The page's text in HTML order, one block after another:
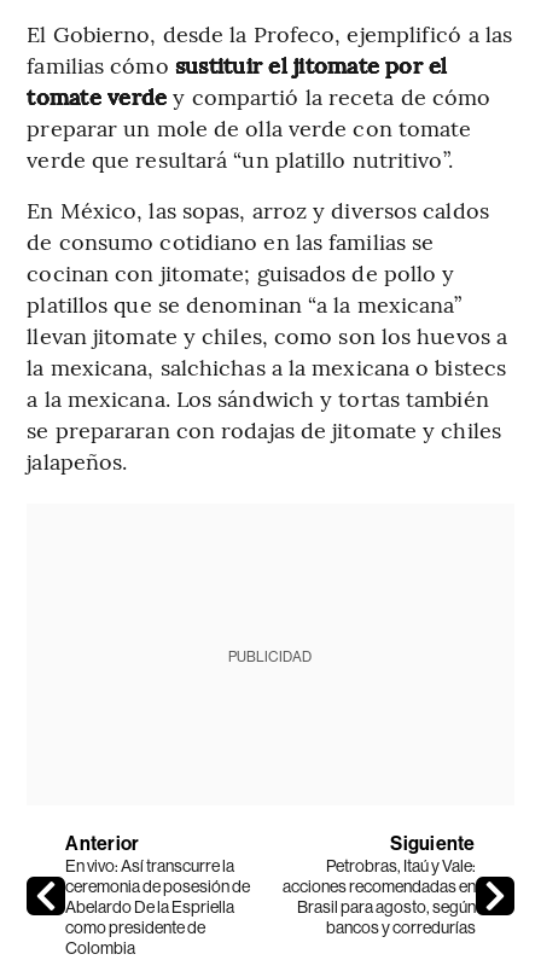
El Gobierno, desde la Profeco, ejemplificó a las
familias cómo sustituir el jitomate por el
tomate verde y compartió la receta de cómo
preparar un mole de olla verde con tomate
verde que resultará “un platillo nutritivo”.
En México, las sopas, arroz y diversos caldos
de consumo cotidiano en las familias se
cocinan con jitomate; guisados de pollo y
platillos que se denominan “a la mexicana”
llevan jitomate y chiles, como son los huevos a
la mexicana, salchichas a la mexicana o bistecs
a la mexicana. Los sándwich y tortas también
se prepararan con rodajas de jitomate y chiles
jalapeños.
PUBLICIDAD
Anterior
En vivo: Así transcurre la
ceremonia de posesión de
Abelardo De la Espriella
como presidente de
Colombia
Siguiente
Petrobras, Itaú y Vale:
acciones recomendadas en
Brasil para agosto, según
bancos y corredurías